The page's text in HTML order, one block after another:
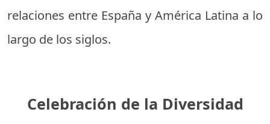
relaciones entre España y América Latina a lo
largo de los siglos.
Celebración de la Diversidad